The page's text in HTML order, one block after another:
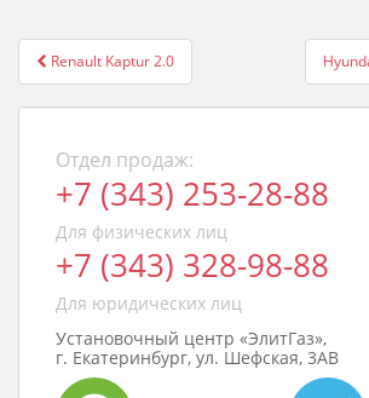
Post
navigation
Renault Kaptur 2.0
Отдел продаж:
+7 (343) 253-28-88
Для физических лиц
+7 (343) 328-98-88
Для юридических лиц
Установочный центр «ЭлитГаз»,
г. Екатеринбург, ул. Шефская, 3АВ